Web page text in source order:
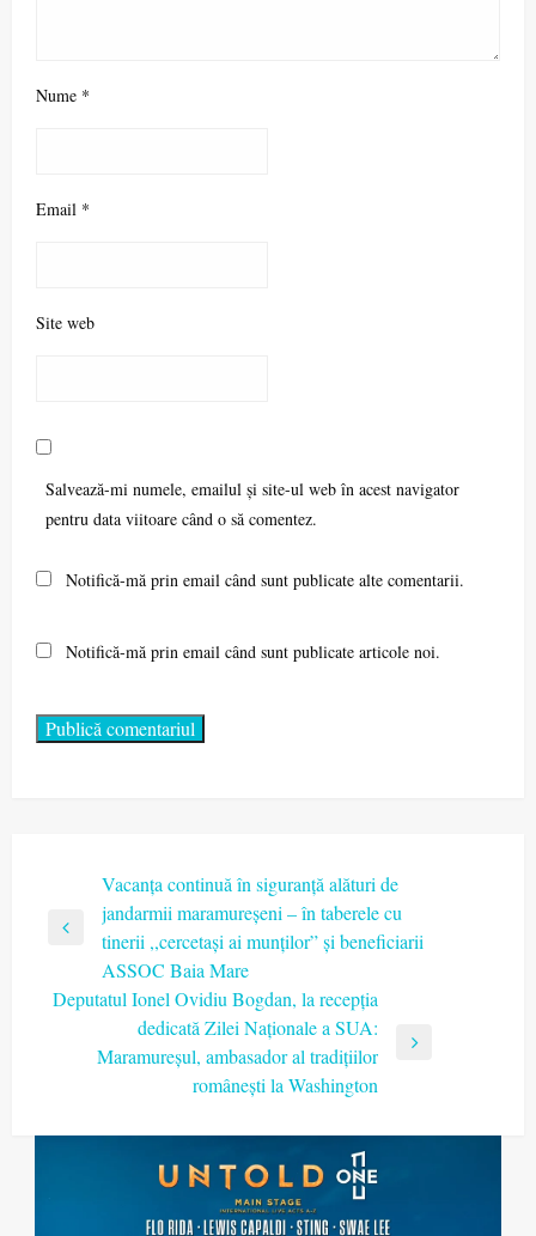
Nume *
Email *
Site web
Salvează-mi numele, emailul și site-ul web în acest navigator
pentru data viitoare când o să comentez.
Notifică-mă prin email când sunt publicate alte comentarii.
Notifică-mă prin email când sunt publicate articole noi.
Navigare
în
articole
Previous
Vacanța continuă în siguranță alături de
jandarmii maramureșeni – în taberele cu
tinerii ,,cercetași ai munților” și beneficiarii
ASSOC Baia Mare
Deputatul Ionel Ovidiu Bogdan, la recepția
dedicată Zilei Naționale a SUA:
Maramureșul, ambasador al tradițiilor
românești la Washington